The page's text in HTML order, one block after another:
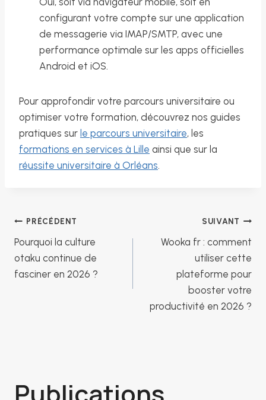
configurant votre compte sur une application
de messagerie via IMAP/SMTP, avec une
performance optimale sur les apps officielles
Android et iOS.
Pour approfondir votre parcours universitaire ou
optimiser votre formation, découvrez nos guides
pratiques sur le parcours universitaire, les
formations en services à Lille ainsi que sur la
réussite universitaire à Orléans
Navigation
de
PRÉCÉDENT
Pourquoi la culture
otaku continue de
fasciner en 2026 ?
SUIVANT
Wooka fr : comment
utiliser cette
plateforme pour
booster votre
productivité en 2026 ?